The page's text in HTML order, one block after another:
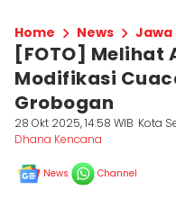
Home News Jawa
[FOTO] Melihat
Modifikasi
Grobogan
28 Okt 2025, 14:58 WIB Kota
Dhana Kencana
News Channel